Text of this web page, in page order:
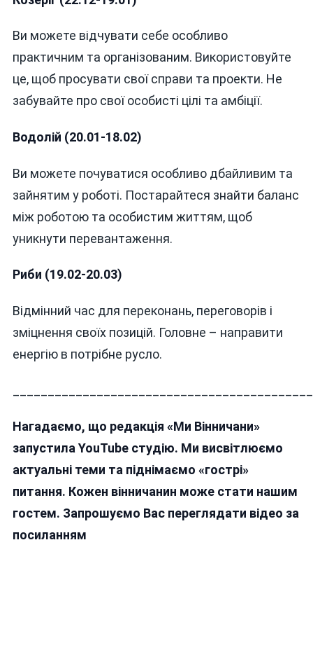
Ви можете відчувати себе особливо
практичним та організованим. Використовуйте
це, щоб просувати свої справи та проекти. Не
забувайте про свої особисті цілі та амбіції.
Водолій (20.01-18.02)
Ви можете почуватися особливо дбайливим та
зайнятим у роботі. Постарайтеся знайти баланс
між роботою та особистим життям, щоб
уникнути перевантаження.
Риби (19.02-20.03)
Відмінний час для переконань, переговорів і
зміцнення своїх позицій. Головне – направити
енергію в потрібне русло.
Нагадаємо, що редакція «Ми Вінничани»
запустила YouTube студію. Ми висвітлюємо
актуальні теми та піднімаємо «гострі»
питання. Кожен вінничанин може стати нашим
гостем. Запрошуємо Вас переглядати відео за
посиланням